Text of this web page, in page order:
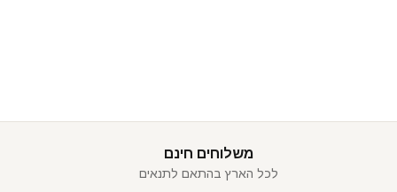
משלוחים חינם
לכל הארץ בהתאם לתנאים